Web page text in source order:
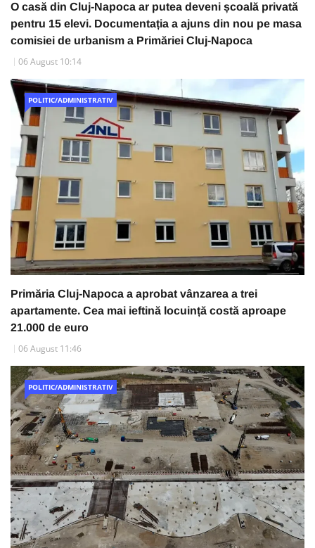
O casă din Cluj-Napoca ar putea deveni școală privată
pentru 15 elevi. Documentația a ajuns din nou pe masa
comisiei de urbanism a Primăriei Cluj-Napoca
06 August 10:14
POLITIC/ADMINISTRATIV
Primăria Cluj-Napoca a aprobat vânzarea a trei
apartamente. Cea mai ieftină locuință costă aproape
21.000 de euro
06 August 11:46
POLITIC/ADMINISTRATIV